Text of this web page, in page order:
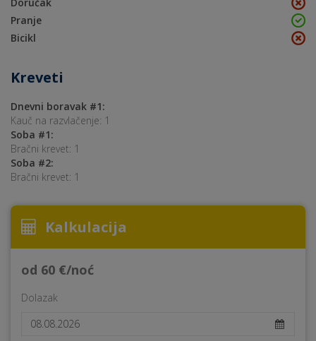
Pranje
Bicikl
Kreveti
Dnevni boravak #1:
Kauč na razvlačenje: 1
Soba #1:
Bračni krevet: 1
Soba #2:
Bračni krevet: 1
Kalkulacija
od 60 €/noć
Dolazak